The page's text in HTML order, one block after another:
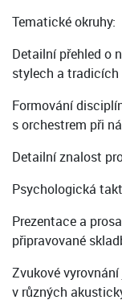
Tematické okruhy:
Detailní přehled o
stylech a tradicích
Formování
s orchestrem při
Detailní znalost
Psychologická
Prezentace a
připravované
Zvukové
v různých